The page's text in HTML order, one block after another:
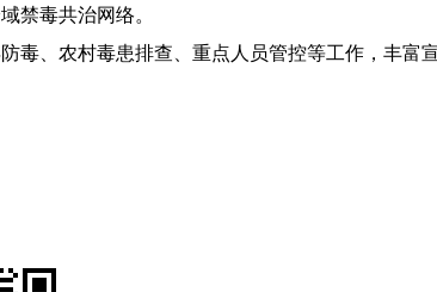
禁毒共治网络。
毒、农村毒患排查、重点人员管控等工作，丰富